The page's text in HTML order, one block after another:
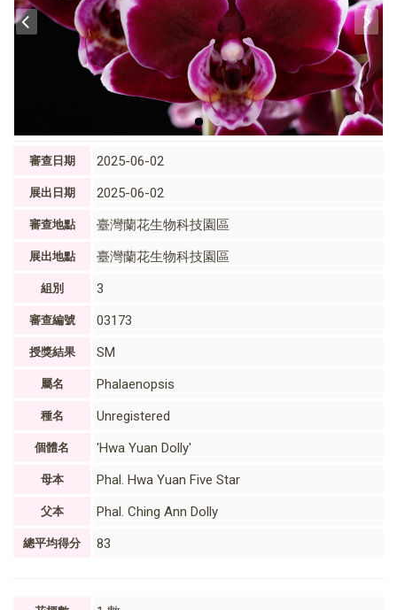
審查日期 2025-06-02
展出日期 2025-06-02
審查地點 臺灣蘭花生物科技園區
展出地點 臺灣蘭花生物科技園區
組別 3
審查編號 03173
授獎結果 SM
屬名 Phalaenopsis
種名 Unregistered
個體名 'Hwa Yuan Dolly'
母本 Phal. Hwa Yuan Five Star
父本 Phal. Ching Ann Dolly
總平均得分 83